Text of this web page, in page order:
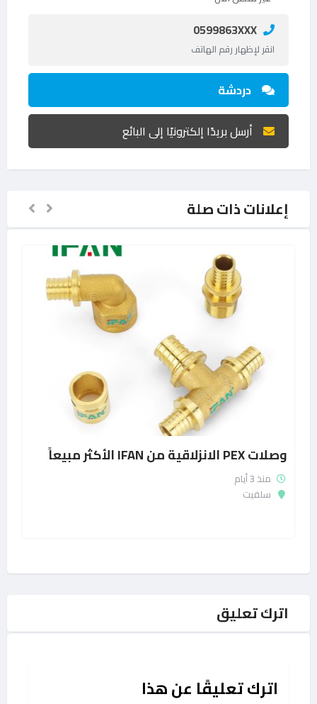
0599863XXX
انقر لإظهار رقم الهاتف
دردشة
أرسل بريدًا إلكترونيًا إلى البائع
إعلانات ذات صلة
وصلات PEX الانزلاقية من IFAN الأكثر مبيعاً
منذ 3 أيام
سلفيت
اترك تعليق
اترك تعليقًا عن هذا